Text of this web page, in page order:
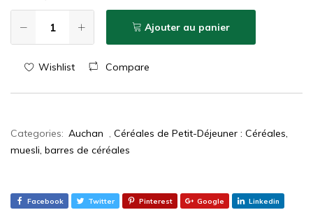
Ajouter au panier
Wishlist Compare
Categories: Auchan , Céréales de Petit-Déjeuner : Céréales,
muesli, barres de céréales
Facebook Twitter Pinterest Google Linkedin